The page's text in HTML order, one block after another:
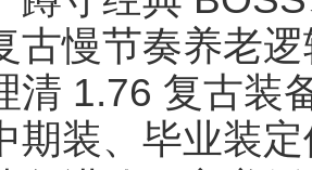
古慢节奏养老
1.76 复古装备
期装、毕业装